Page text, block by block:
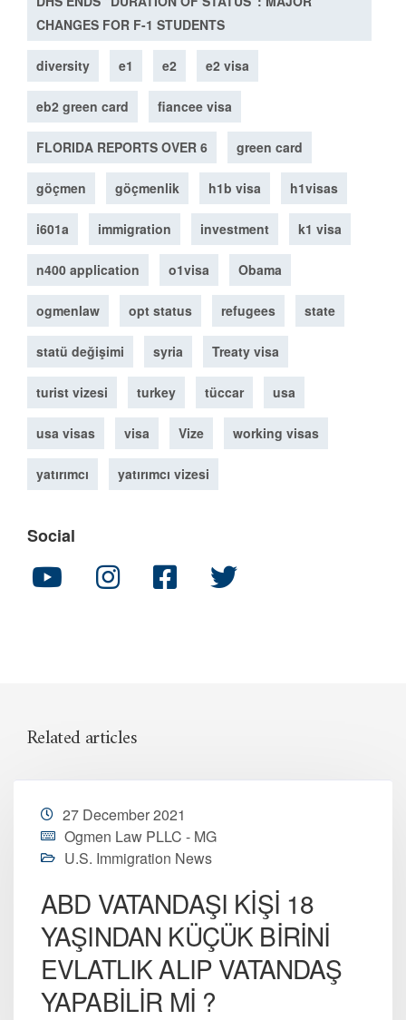
CHANGES FOR F-1 STUDENTS
diversity e1 e2 e2 visa
eb2 green card fiancee visa
FLORIDA REPORTS OVER 6 green card
göçmen göçmenlik h1b visa h1visas
i601a immigration investment k1 visa
n400 application o1visa Obama
ogmenlaw opt status refugees state
statü değişimi syria Treaty visa
turist vizesi turkey tüccar usa
usa visas visa Vize working visas
yatırımcı yatırımcı vizesi
Social
Related articles
27 December 2021
Ogmen Law PLLC - MG
U.S. Immigration News
ABD VATANDAŞI KİŞİ 18
YAŞINDAN KÜÇÜK BİRİNİ
EVLATLIK ALIP VATANDAŞ
YAPABİLİR Mİ ?